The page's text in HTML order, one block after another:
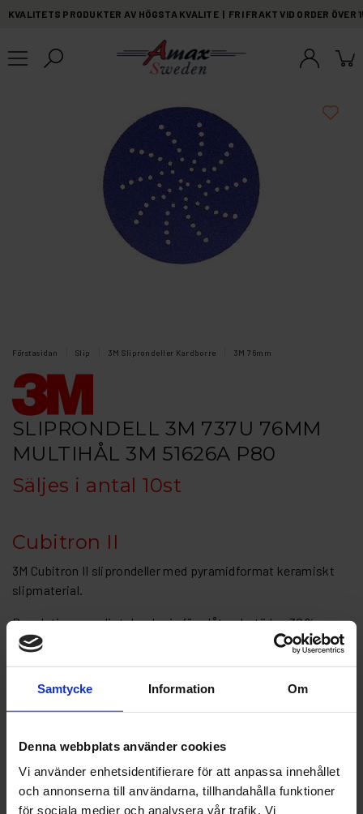
Samtycke Information Om
Denna webbplats använder cookies
Vi använder enhetsidentifierare för att anpassa innehållet
och annonserna till användarna, tillhandahålla funktioner
för sociala medier och analysera vår trafik. Vi
KVALITETS PRODUKTER AV HÖGSTA KVALITE | FRI FRAKT VID ORDER
Förstasidan Slip 3M Sliprondeller Kardborre 3M 76mm
SLIPRONDELL 3M 737U 76MM
MULTIHÅL 3M 51626A P80
Säljes i antal 10st
Cubitron II
3M Cubitron II sliprondeller med pyramidformat keramiskt
slipmaterial.
Revolutionerar slipteknologin för plåtverkstäder. 30%
snabbare än premium rondeller,
livslängd.
Grovlek